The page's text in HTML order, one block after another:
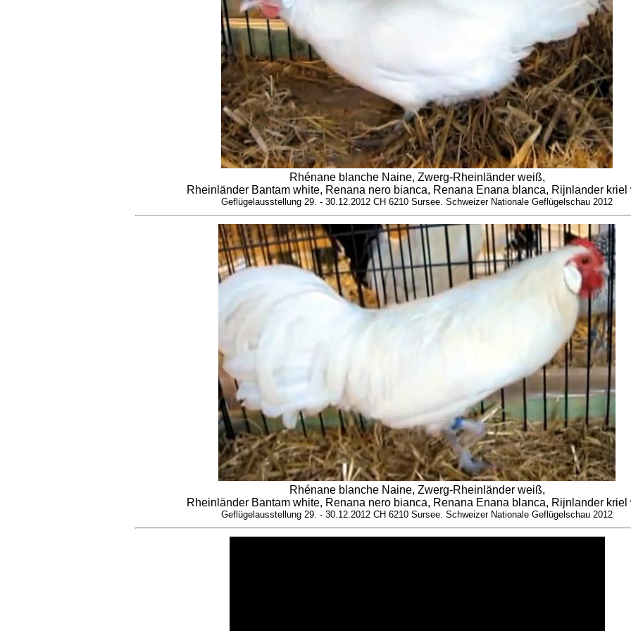
Rhénane blanche Naine, Zwerg-Rheinländer weiß,
Rheinländer Bantam white, Renana nero bianca, Renana Enana blanca, Rijnlander kriel
Geflügelausstellung 29. - 30.12.2012 CH 6210 Sursee. Schweizer Nationale Geflügelschau 2012
Rhénane blanche Naine, Zwerg-Rheinländer weiß,
Rheinländer Bantam white, Renana nero bianca, Renana Enana blanca, Rijnlander kriel
Geflügelausstellung 29. - 30.12.2012 CH 6210 Sursee. Schweizer Nationale Geflügelschau 2012